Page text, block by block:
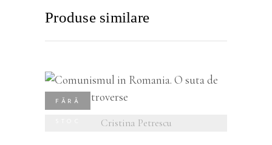
Produse similare
FĂRĂ
Cristina Petrescu
vezi detalii